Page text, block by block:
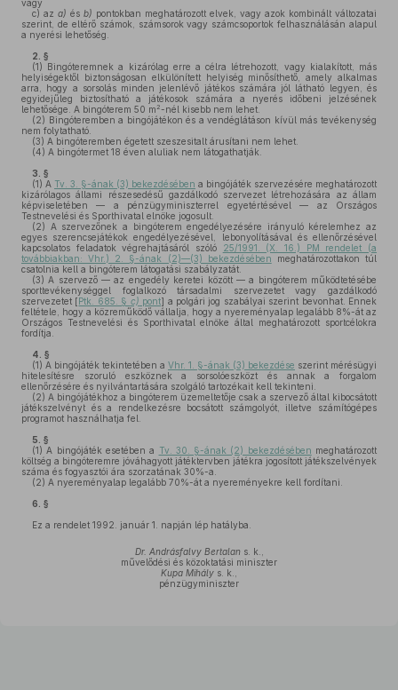
vagy
c) az a) és b) pontokban meghatározott elvek, vagy azok kombinált változatai
szerint, de eltérő számok, számsorok vagy számcsoportok felhasználásán alapul
a nyerési lehetőség.
2. §
(1) Bingóteremnek a kizárólag erre a célra létrehozott, vagy kialakított, más
helyiségektől biztonságosan elkülönített helyiség minősíthető, amely alkalmas
arra, hogy a sorsolás minden jelenlévő játékos számára jól látható legyen, és
egyidejűleg biztosítható a játékosok számára a nyerés időbeni jelzésének
lehetősége. A bingóterem 50 m 2-nél kisebb nem lehet.
(2) Bingóteremben a bingójátékon és a vendéglátáson kívül más tevékenység
nem folytatható.
(3) A bingóteremben égetett szeszesitalt árusítani nem lehet.
(4) A bingótermet 18 éven aluliak nem látogathatják.
3. §
(1) A Tv. 3. §-ának (3) bekezdésében a bingójáték szervezésére meghatározott
kizárólagos állami részesedésű gazdálkodó szervezet létrehozására az állam
képviseletében — a pénzügyminiszterrel egyetértésével — az Országos
Testnevelési és Sporthivatal elnöke jogosult.
(2) A szervezőnek a bingóterem engedélyezésére irányuló kérelemhez az
egyes szerencsejátékok engedélyezésével, lebonyolításával és ellenőrzésével
kapcsolatos feladatok végrehajtásáról szóló
25/1991. (X. 16.) PM rendelet (a
továbbiakban: Vhr.) 2. §-ának (2)—(3) bekezdésében meghatározottakon túl
csatolnia kell a bingóterem látogatási szabályzatát.
(3) A szervező — az engedély keretei között — a bingóterem működtetésébe
sporttevékenységgel foglalkozó társadalmi szervezetet vagy gazdálkodó
szervezetet [Ptk. 685. § c) pont] a polgári jog szabályai szerint bevonhat. Ennek
feltétele, hogy a közreműködő vállalja, hogy a nyereményalap legalább 8%-át az
Országos Testnevelési és Sporthivatal elnöke által meghatározott sportcélokra
fordítja.
4. §
(1) A bingójáték tekintetében a Vhr. 1. §-ának (3) bekezdése szerint mérésügyi
hitelesítésre szoruló eszköznek a sorsolóeszközt és annak a forgalom
ellenőrzésére és nyilvántartására szolgáló tartozékait kell tekinteni.
(2) A bingójátékhoz a bingóterem üzemeltetője csak a szervező által kibocsátott
játékszelvényt és a rendelkezésre bocsátott számgolyót, illetve számítógépes
programot használhatja fel.
5. §
(1) A bingójáték esetében a Tv. 30. §-ának (2) bekezdésében meghatározott
költség a bingóteremre jóváhagyott játéktervben játékra jogosított játékszelvények
száma és fogyasztói ára szorzatának 30%-a.
(2) A nyereményalap legalább 70%-át a nyereményekre kell fordítani.
6. §
Ez a rendelet 1992. január 1. napján lép hatályba.
Dr. Andrásfalvy Bertalans. k.,
művelődési és közoktatási miniszter
Kupa Mihály s. k.,
pénzügyminiszter